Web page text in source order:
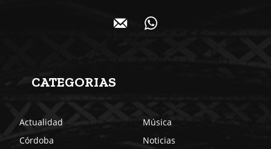
CATEGORIAS
Actualidad
Córdoba
Música
Noticias